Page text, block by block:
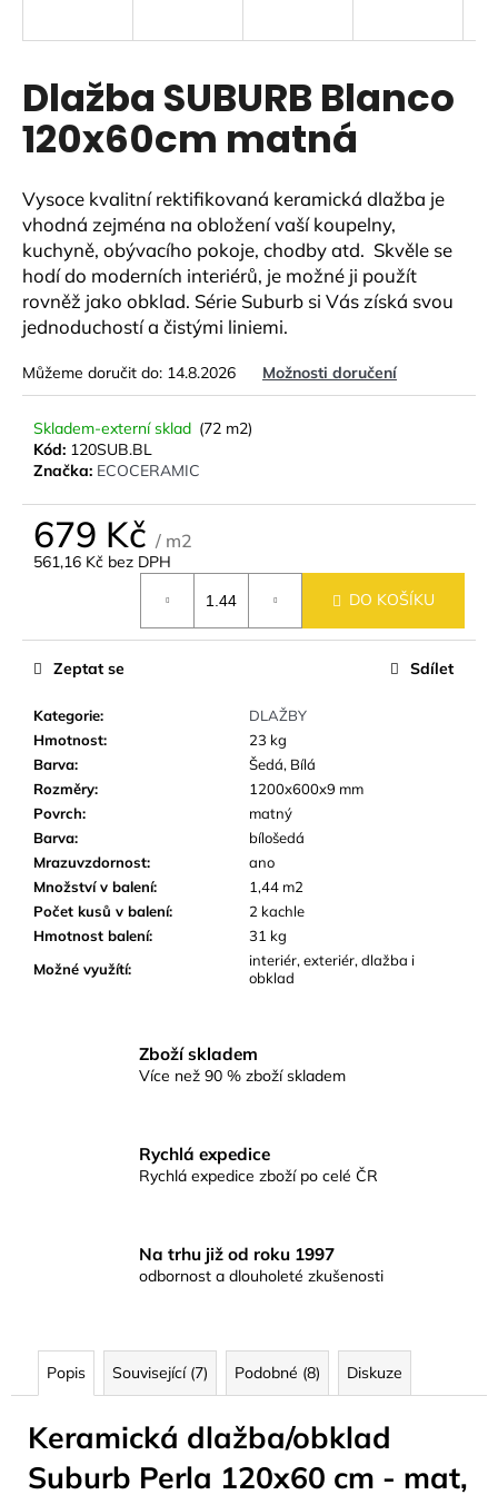
Dlažba SUBURB Blanco
120x60cm matná
Vysoce kvalitní rektifikovaná keramická dlažba je
vhodná zejména na obložení vaší koupelny,
kuchyně, obývacího pokoje, chodby atd. Skvěle se
hodí do moderních interiérů, je možné ji použít
rovněž jako obklad. Série Suburb si Vás získá svou
jednoduchostí a čistými liniemi.
Můžeme doručit do: 14.8.2026 Možnosti doručení
Skladem-externí sklad (72 m2)
Kód: 120SUB.BL
Značka: ECOCERAMIC
679 Kč / m2
561,16 Kč bez DPH
DO KOŠÍKU
Kategorie:
DLAŽBY
Hmotnost:
23 kg
Barva:
Šedá, Bílá
Rozměry:
1200x600x9 mm
Povrch:
matný
Barva:
bílošedá
Mrazuvzdornost:
ano
Množství v balení:
1,44 m2
Počet kusů v balení:
2 kachle
Hmotnost balení:
31 kg
Možné využítí:
interiér, exteriér, dlažba i
obklad
Zeptat se Sdílet
Zboží skladem
Více než 90 % zboží skladem
Rychlá expedice
Rychlá expedice zboží po celé ČR
Na trhu již od roku 1997
odbornost a dlouholeté zkušenosti
Popis Související (7) Podobné (8) Diskuze
Keramická dlažba/obklad
Suburb Perla 120x60 cm - mat,
í
t
?
HLEDAT
o
p
o
u
č
u
e
DLAŽBA
VERONA
BEIGE
MATNÁ
60X60
CM
499
Kč